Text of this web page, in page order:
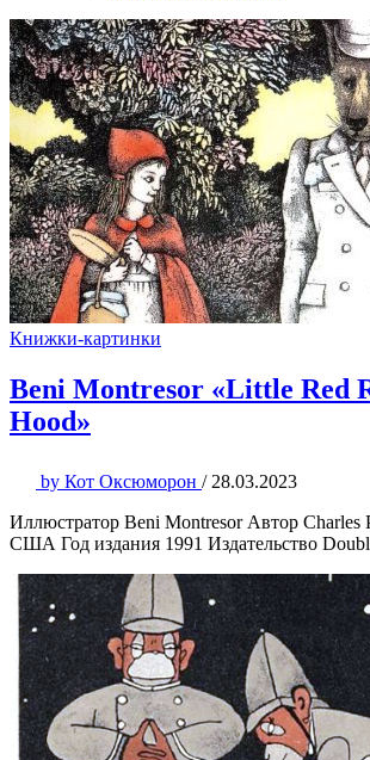
Книжки-картинки
Beni Montresor «Little Red
Hood»
by Кот Оксюморон / 28.03.2023
Иллюстратор Beni Montresor Автор Charles
США Год издания 1991 Издательство